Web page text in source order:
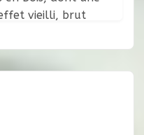
vieilli, brut
jardin (ou au terrain
très
que de faire